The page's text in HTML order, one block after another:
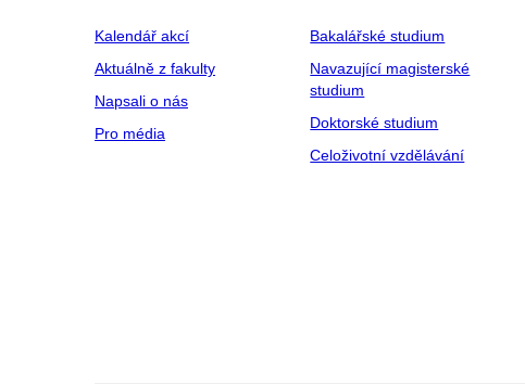
Kalendář akcí
Aktuálně z fakulty
Napsali o nás
Pro média
Bakalářské studium
Navazující magisterské
studium
Doktorské studium
Celoživotní vzdělávání